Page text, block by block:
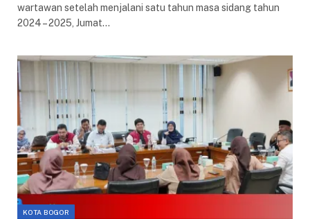
wartawan setelah menjalani satu tahun masa sidang tahun
2024 – 2025, Jumat…
KOTA BOGOR